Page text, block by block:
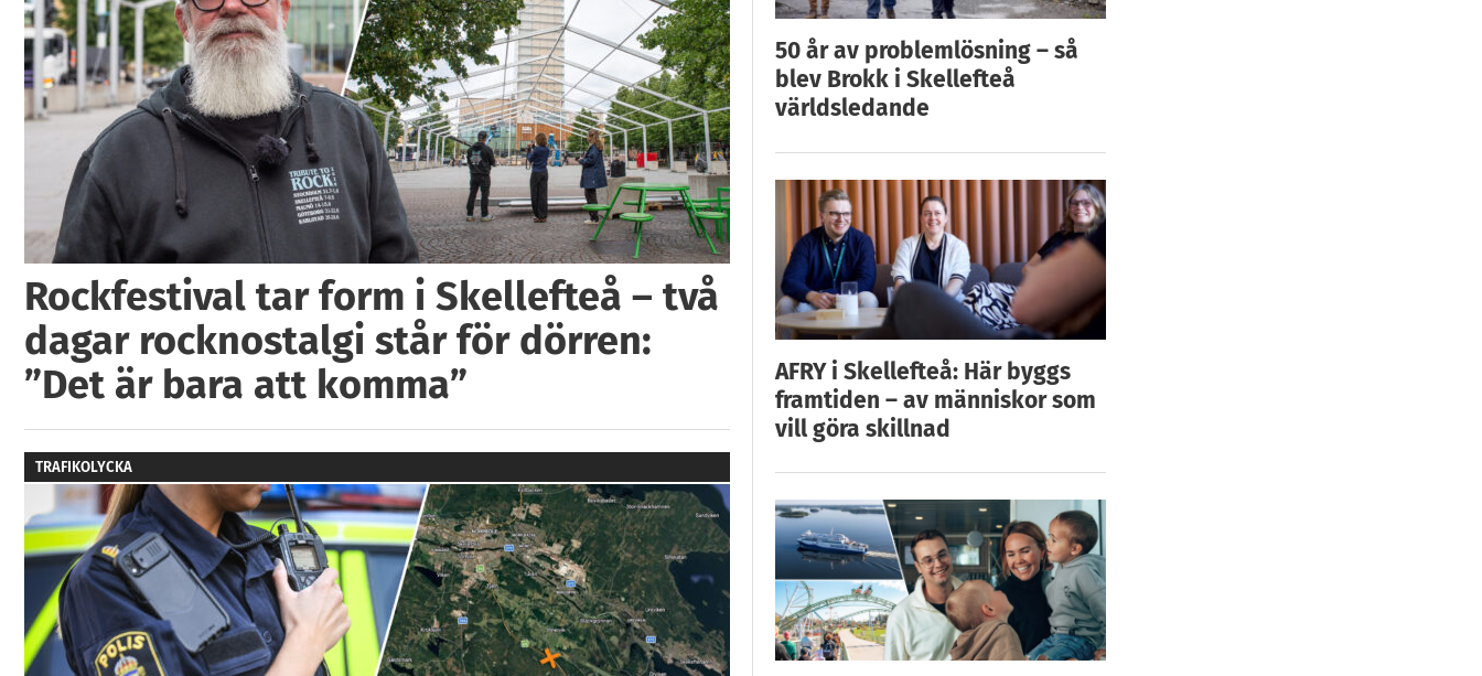
Rockfestival tar form i Skellefteå – två
dagar rocknostalgi står för dörren:
”Det är bara att komma”
TRAFIKOLYCKA
50 år av problemlösning – så
blev Brokk i Skellefteå
världsledande
AFRY i Skellefteå: Här byggs
framtiden – av människor som
vill göra skillnad